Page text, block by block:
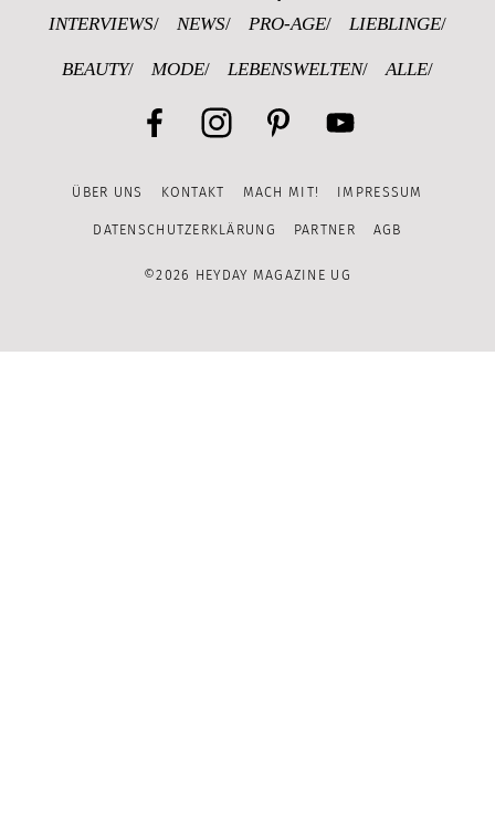
INTERVIEWS NEWS PRO-AGE LIEBLINGE
BEAUTY MODE LEBENSWELTEN ALLE
Channel
ÜBER UNS KONTAKT MACH MIT! IMPRESSUM
DATENSCHUTZERKLÄRUNG PARTNER AGB
©2026 HEYDAY MAGAZINE UG